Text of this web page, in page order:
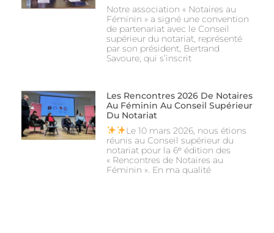
Notre association « Notaires au
Féminin » a signé une convention
de partenariat avec le Conseil
supérieur du notariat, représenté
par son président, Bertrand
Savoure, qui s’inscrit
Les Rencontres 2026 De Notaires
Au Féminin Au Conseil Supérieur
Du Notariat
Le 10 mars 2026, nous étions
réunis au Conseil supérieur du
notariat pour la 6ᵉ édition des
« Rencontres de Notaires au
Féminin ». En ma qualité